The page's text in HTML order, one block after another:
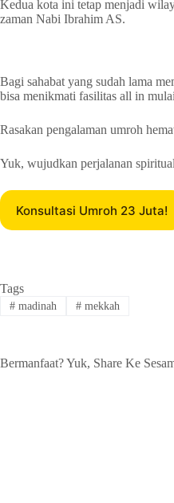
Kedua kota ini tetap menjadi
zaman Nabi Ibrahim AS.
Bagi sahabat yang sudah lama
bisa menikmati fasilitas all in
Rasakan pengalaman umroh
Yuk, wujudkan perjalanan
Konsultasi Umroh 23 Juta!
Tags
#madinah #mekkah
Bermanfaat? Yuk, Share Ke